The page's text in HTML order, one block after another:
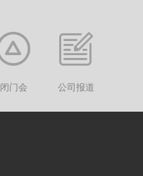
闭门会 公司报道